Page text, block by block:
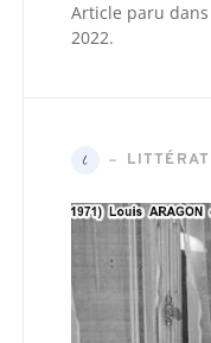
Article paru
2022.
L